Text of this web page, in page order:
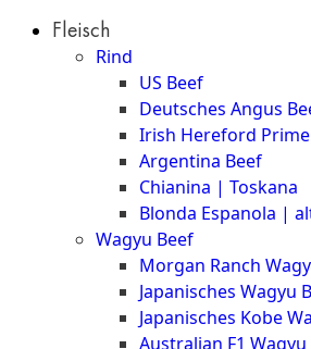
TheFleisch
Rind
US Beef
Deutsches Angus
Irish Hereford Prime
Argentina Beef
Chianina | Toskana
Blonda Espanola |
Wagyu Beef
Morgan Ranch
Japanisches Wagyu
Japanisches Kobe
Australian F1 Wagyu